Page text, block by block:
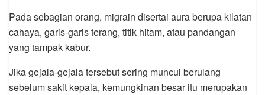
Pada sebagian orang, migrain disertai aura berupa kilatan
cahaya, garis-garis terang, titik hitam, atau pandangan
yang tampak kabur.
Jika gejala-gejala tersebut sering muncul berulang
sebelum sakit kepala, kemungkinan besar itu merupakan